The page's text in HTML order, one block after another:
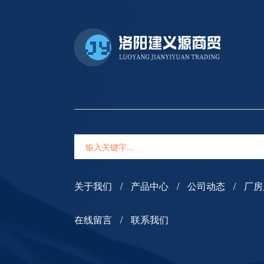
关于我们 产品中心 公司动态 厂
在线留言 联系我们